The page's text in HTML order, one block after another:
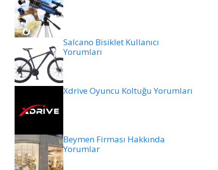
Salcano Bisiklet Kullanıcı
Yorumları
Xdrive Oyuncu Koltuğu Yorumları
Beymen Firması Hakkında
Yorumlar